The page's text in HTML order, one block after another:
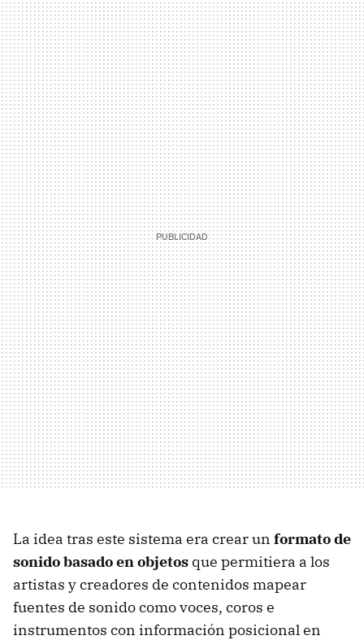
La idea tras este sistema era crear un formato de
sonido basado en objetos que permitiera a los
artistas y creadores de contenidos mapear
fuentes de sonido como voces, coros e
instrumentos con información posicional en